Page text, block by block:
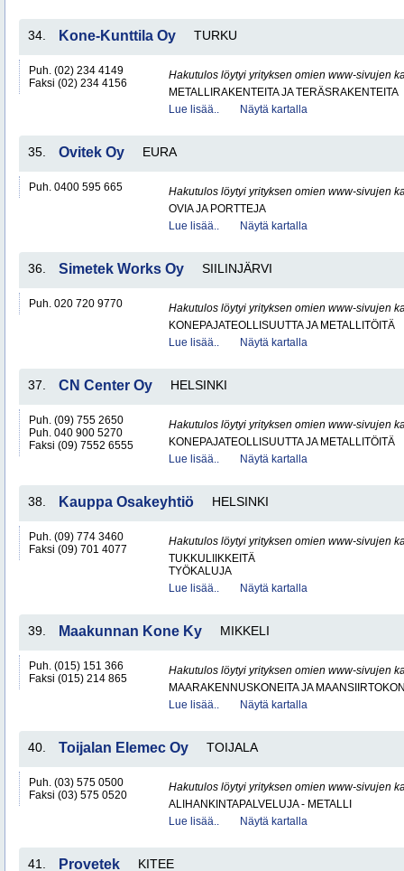
34. Kone-Kunttila Oy TURKU
Puh. (02) 234 4149
Faksi (02) 234 4156
Hakutulos löytyi yrityksen omien www-sivujen
METALLIRAKENTEITA JA TERÄSRAKENTEITA
Lue lisää..
Näytä kartalla
35. Ovitek Oy EURA
Puh. 0400 595 665
Hakutulos löytyi yrityksen omien www-sivujen
OVIA JA PORTTEJA
Lue lisää..
Näytä kartalla
36. Simetek Works Oy SIILINJÄRVI
Puh. 020 720 9770
Hakutulos löytyi yrityksen omien www-sivujen
KONEPAJATEOLLISUUTTA JA METALLITÖITÄ
Lue lisää..
Näytä kartalla
37. CN Center Oy HELSINKI
Puh. (09) 755 2650
Puh. 040 900 5270
Faksi (09) 7552 6555
Hakutulos löytyi yrityksen omien www-sivujen
KONEPAJATEOLLISUUTTA JA METALLITÖITÄ
Lue lisää..
Näytä kartalla
38. Kauppa Osakeyhtiö HELSINKI
Puh. (09) 774 3460
Faksi (09) 701 4077
Hakutulos löytyi yrityksen omien www-sivujen
TUKKULIIKKEITÄ
TYÖKALUJA
Lue lisää..
Näytä kartalla
39. Maakunnan Kone Ky MIKKELI
Puh. (015) 151 366
Faksi (015) 214 865
Hakutulos löytyi yrityksen omien www-sivujen
MAARAKENNUSKONEITA JA
Lue lisää..
Näytä kartalla
40. Toijalan Elemec Oy TOIJALA
Puh. (03) 575 0500
Faksi (03) 575 0520
Hakutulos löytyi yrityksen omien www-sivujen
ALIHANKINTAPALVELUJA - METALLI
Lue lisää..
Näytä kartalla
41. Provetek KITEE